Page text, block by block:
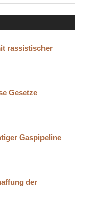
rassistischer
Gesetze
Gaspipeline
der